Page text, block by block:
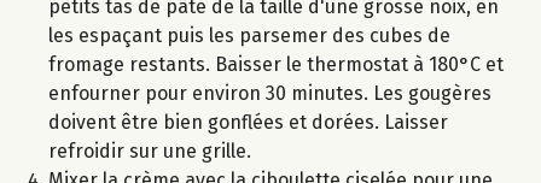
petits tas de pâte de la taille d'une grosse noix, en
les espaçant puis les parsemer des cubes de
fromage restants. Baisser le thermostat à 180°C et
enfourner pour environ 30 minutes. Les gougères
doivent être bien gonflées et dorées. Laisser
refroidir sur une grille.